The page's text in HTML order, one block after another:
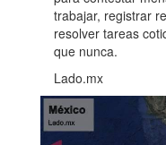
trabajar, registrar
resolver tareas
que nunca.
Lado.mx